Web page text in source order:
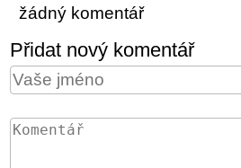
žádný komentář
Přidat nový komentář